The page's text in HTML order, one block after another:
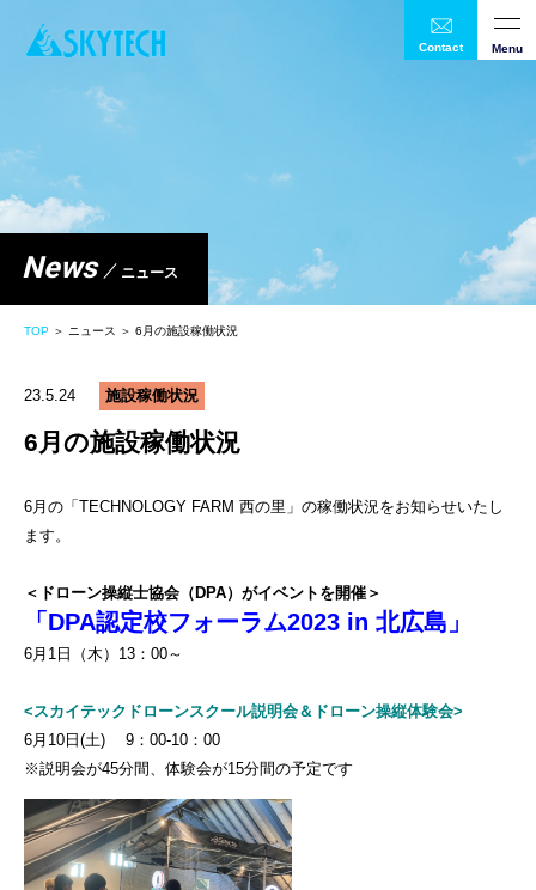
Contact Menu
News ニュース
TOP ＞ ニュース ＞ 6月の施設稼働状況
23.5.24 施設稼働状況
6月の施設稼働状況
6月の 「TECHNOLOGY FARM 西の里」の稼働状況をお知らせいたし
ます。
＜ドローン操縦士協会（DPA）がイベントを開催＞
「DPA認定校フォーラム2023 in 北広島」
6月1日（木）13：00～
<スカイテックドローンスクール説明会＆ドローン操縦体験会>
6月10日(土) 9：00-10：00
※説明会が45分間、体験会が15分間の予定です